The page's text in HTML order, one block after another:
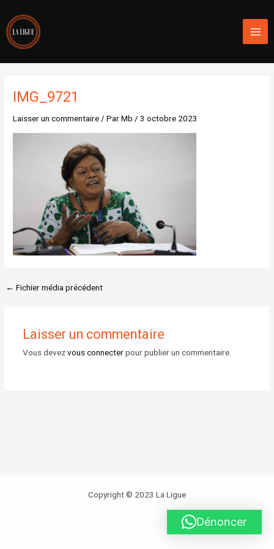
contenu
IMG_9721
Laisser un commentaire/ ParMb/3 octobre 2023
← Fichier média précédent
Laisser un commentaire
Vous devezvous connecterpour publier un commentaire.
Copyright © 2023 La Ligue
Dénoncer